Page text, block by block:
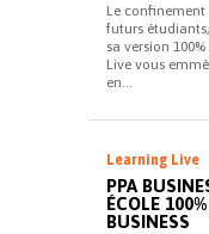
Le confinement
futurs
sa version
Live vous
en...
Learning Live
PPA
ÉCOLE
BUSINESS